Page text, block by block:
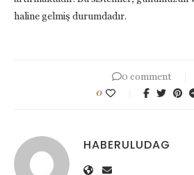
haline gelmiş durumdadır.
0 comment
0
HABERULUDAG